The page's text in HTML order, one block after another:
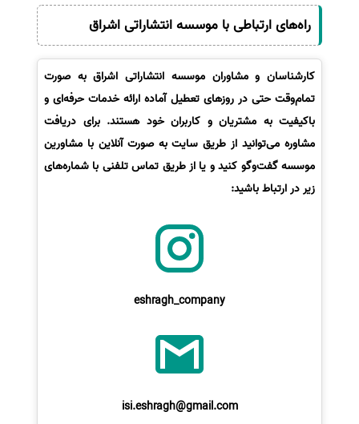
راه‌های ارتباطی با موسسه انتشاراتی اشراق
کارشناسان و مشاوران موسسه انتشاراتی اشراق به صورت
تمام‌وقت حتی در روزهای تعطیل آماده ارائه خدمات حرفه‌ای و
باکیفیت به مشتریان و کاربران خود هستند. برای دریافت
مشاوره می‌توانید از طریق سایت به صورت آنلاین با مشاورین
موسسه گفت‌وگو کنید و یا از طریق تماس تلفنی با شماره‌های
زیر در ارتباط باشید:
eshragh_company
isi.eshragh@gmail.com